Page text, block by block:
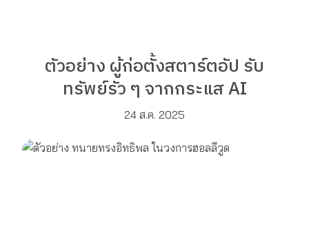
ตัวอย่าง ผู้ก่อตั้งสตาร์ตอัป รับ
ทรัพย์รัว ๆ จากกระแส AI
24 ส.ค. 2025